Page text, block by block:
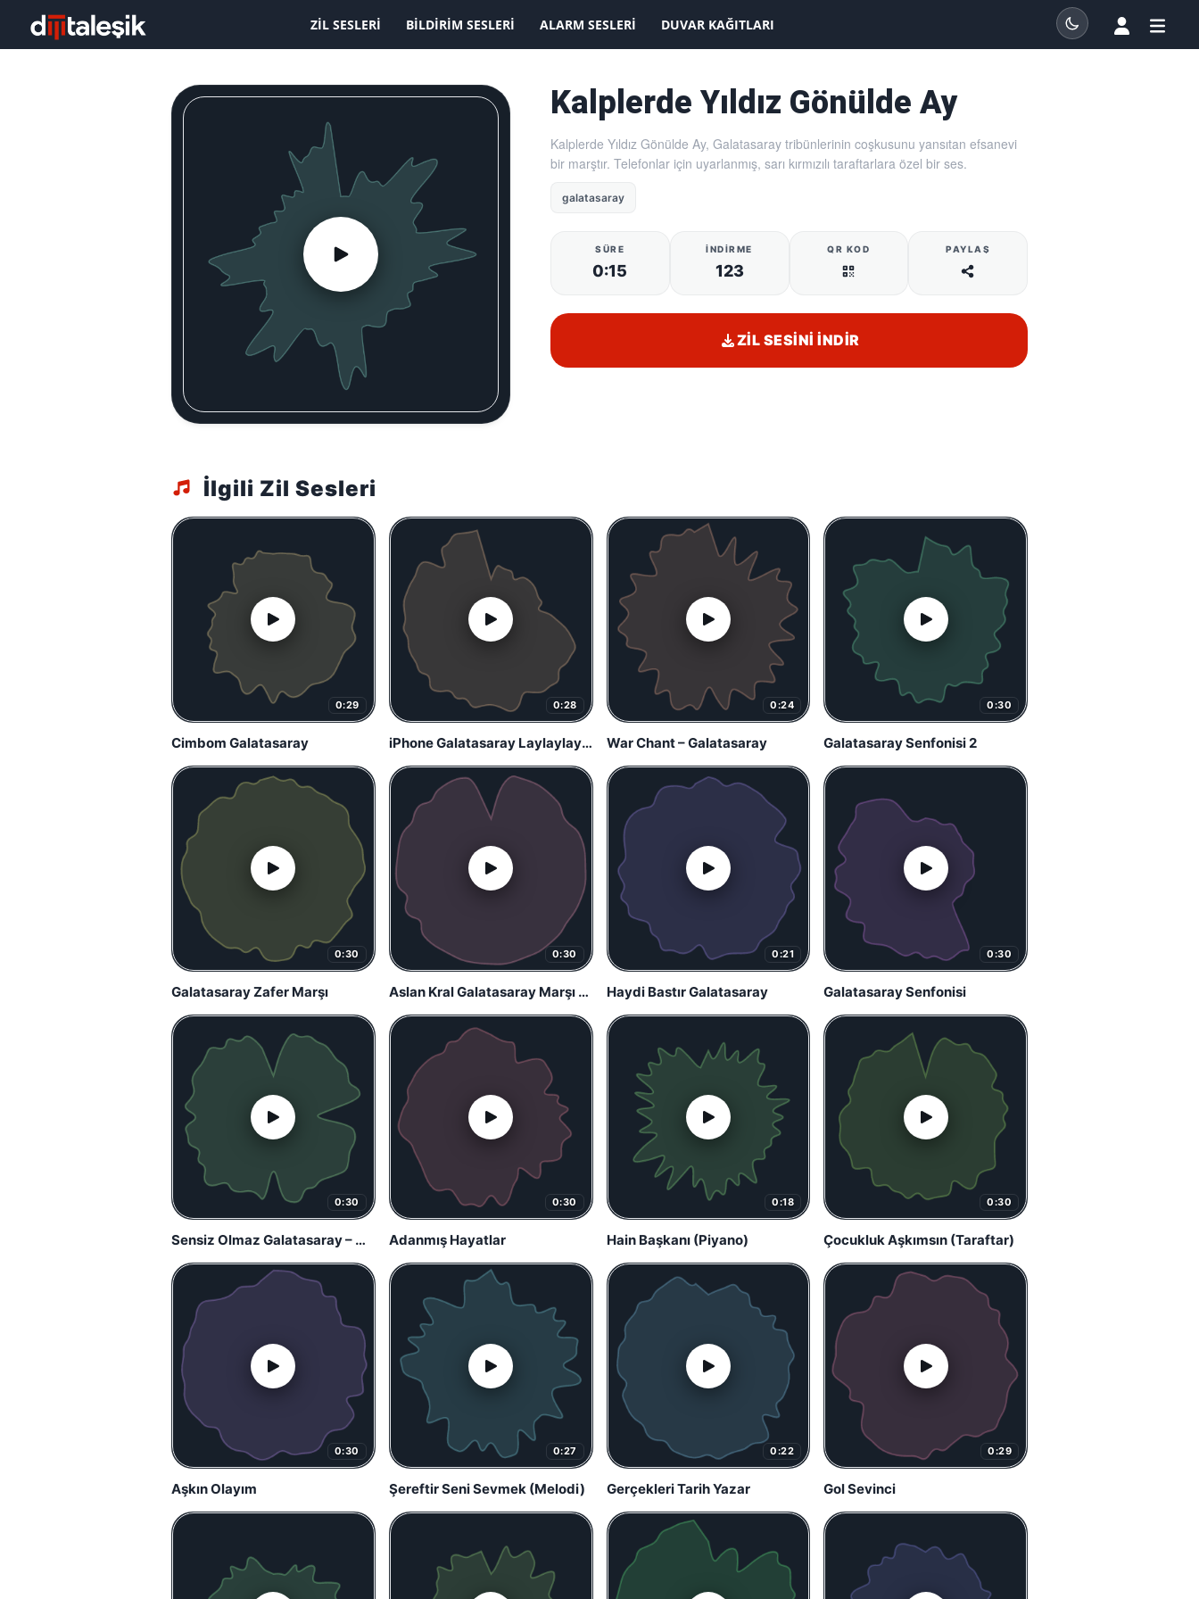
KAYDOLMAK İSTİYORUM
ZIL SESLERI BILDIRIM SESLERI ALARM SESLERI DUVAR KAĞITLARI
Kalplerde Yıldız Gönülde Ay
Kalplerde Yıldız Gönülde Ay, Galatasaray tribünlerinin coşkusunu yansıtan efsanevi
bir marştır. Telefonlar için uyarlanmış, sarı kırmızılı taraftarlara özel bir ses.
galatasaray
SÜRE
0:15
İNDIRME
123
QR KOD PAYLAŞ
ZIL SESINI İNDIR
İlgili Zil Sesleri
0:29
Cimbom Galatasaray
0:28
iPhone Galatasaray Laylaylay laylalay
0:24
War Chant – Galatasaray
0:30
Galatasaray Senfonisi 2
0:30
Galatasaray Zafer Marşı
0:30
Aslan Kral Galatasaray Marşı – Umut Cesur
0:21
Haydi Bastır Galatasaray
0:30
Galatasaray Senfonisi
0:30
Sensiz Olmaz Galatasaray – Gripin
0:30
Adanmış Hayatlar
0:18
Hain Başkanı (Piyano)
0:30
Çocukluk Aşkımsın (Taraftar)
0:30
Aşkın Olayım
0:27
Şereftir Seni Sevmek (Melodi)
0:22
Gerçekleri Tarih Yazar
0:29
Gol Sevinci